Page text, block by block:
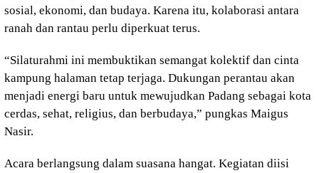
sosial, ekonomi, dan budaya. Karena itu, kolaborasi antara
ranah dan rantau perlu diperkuat terus.
“Silaturahmi ini membuktikan semangat kolektif dan cinta
kampung halaman tetap terjaga. Dukungan perantau akan
menjadi energi baru untuk mewujudkan Padang sebagai kota
cerdas, sehat, religius, dan berbudaya,” pungkas Maigus
Nasir.
Acara berlangsung dalam suasana hangat. Kegiatan diisi